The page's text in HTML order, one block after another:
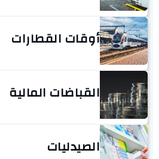
أوقات القطارات
القباضات المالية
الصيدليات